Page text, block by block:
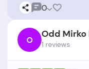
0
O Odd Mirko
1 reviews